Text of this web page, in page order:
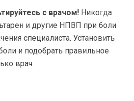
с врачом! Никогда
и другие НПВП при боли
специалиста. Установить
и подобрать правильное
врач.